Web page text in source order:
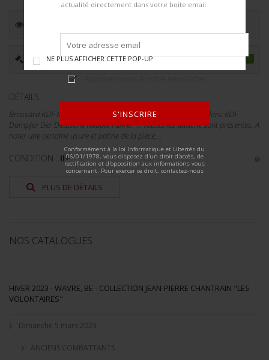
actualité directement dans votre boite email.
S'INSCRIRE
Conformément à la loi Informatique et Libertés du
06/01/1978, vous disposez d'un droit d'accès, de
rectification et d'opposition aux informations vous
concernant. Pour exercer ce droit, contactez-nous
NE PLUS AFFICHER CETTE POP-UP
PRIX ADJUGÉ :160.00€
DÉTAILS :
Brassard KDF Neapel. En tissu coton rouge. Broderie en fils blanc KDF
Dampfer Der Deutsche Neapal Führer 1. Toutes les attache sont présentes. A
noter une certaine usure et patine de la pièce,...
CONDITION : II+
PLUS DE DÉTAILS
NOS CATALOGUES
HIVER 2023 - WAVRE, BE - COLLECTION JEAN-PIERRE CHANTRAIN "LES
VOLONTAIRES"
Dimanche 5 mars 2023
ANCIENS COMBATTANTS